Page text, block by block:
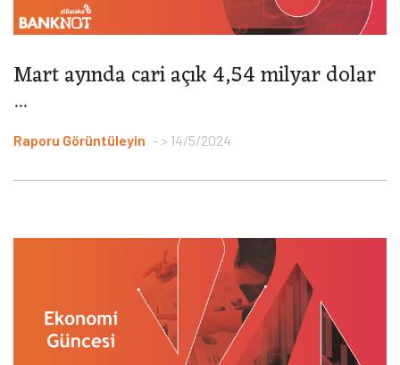
Mart ayında cari açık 4,54 milyar dolar
...
Raporu Görüntüleyin > 14/5/2024